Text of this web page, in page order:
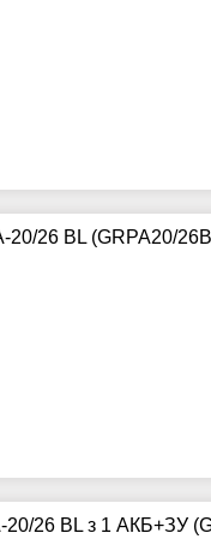
26 BL (GRPA20/
26 BL з 1 АКБ+ЗУ